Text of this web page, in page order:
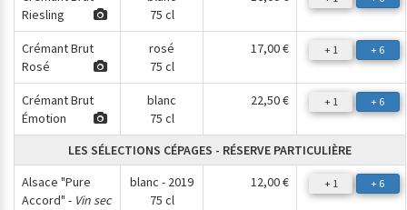
Riesling
75 cl
Crémant Brut
Rosé
rosé
75 cl
17,00 € + 1 + 6
Crémant Brut
Émotion
blanc
75 cl
22,50 € + 1 + 6
LES SÉLECTIONS CÉPAGES - RÉSERVE PARTICULIÈRE
Alsace "Pure
Accord" - Vin sec
blanc - 2019
75 cl
12,00 € + 1 + 6